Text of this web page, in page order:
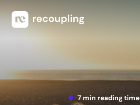
7 min reading time